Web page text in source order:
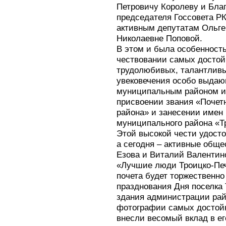
Петровичу Королеву и
председателя Госсовета
активным депутатам
Николаевне Поповой.
В этом и была
чествовании самых
трудолюбивых,
увековечения особо
муниципальным районом
присвоении звания
района» и занесении
муниципального района
Этой высокой чести
а сегодня – активные
Езова и Виталий
«Лучшие люди Троицко-
почета будет
празднования Дня
здания администрации
фотографии самых
внесли весомый вклад в